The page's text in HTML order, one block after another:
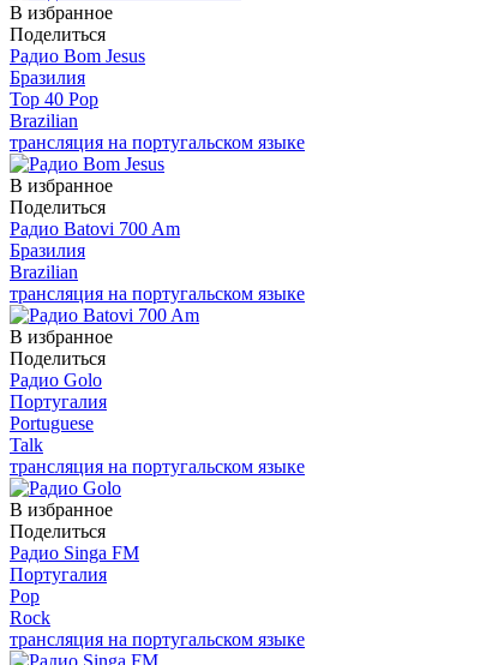
В избранное
Поделиться
Радио Bom Jesus
Бразилия
Top 40 Pop
Brazilian
трансляция на португальском языке
В избранное
Поделиться
Радио Batovi 700 Am
Бразилия
Brazilian
трансляция на португальском языке
В избранное
Поделиться
Радио Golo
Португалия
Portuguese
Talk
трансляция на португальском языке
В избранное
Поделиться
Радио Singa FM
Португалия
Pop
Rock
трансляция на португальском языке